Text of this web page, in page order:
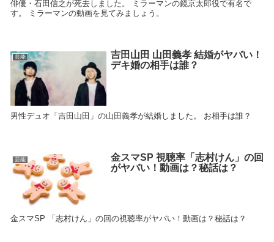
俳優・石田信之が死去しました。 ミラーマンの鏡京太郎役で有名で
す。 ミラーマンの動画を見てみましょう。
芸能
吉田山田 山田義孝 結婚がヤバい！
デキ婚の相手は誰？
男性デュオ「吉田山田」の山田義孝が結婚しました。 お相手は誰？
芸能
金スマSP 視聴率「志村けん」の回
がヤバい！動画は？秘話は？
金スマSP 「志村けん」の回の視聴率がヤバい！動画は？秘話は？